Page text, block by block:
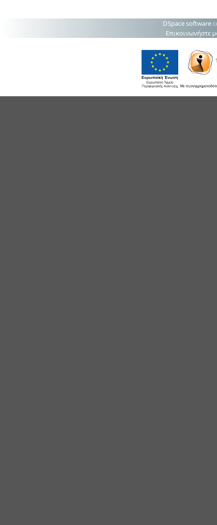
DSpace software
Επικοινωνήστε